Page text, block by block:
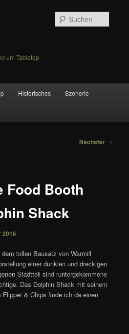
um Tabletop
Historisches Szenerie
Nächster →
Food Booth
Shack
2016
tollen Bausatz von Warmill
einer dunklen und dreckigen
Stadtteil sind runtergekommene
Das Dolphin Shack mit seinem
Flipper & Chips finde ich da einen